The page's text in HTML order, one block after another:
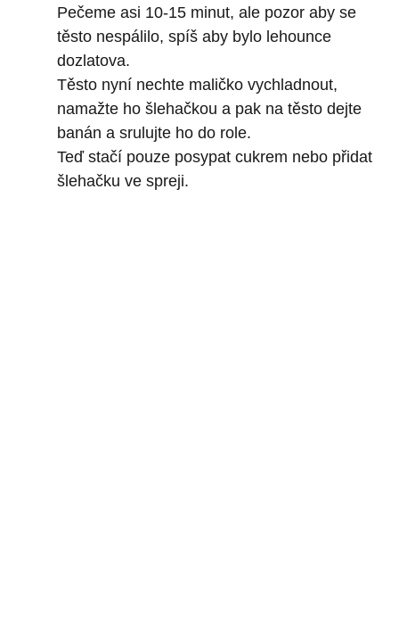
Pečeme asi 10-15 minut, ale pozor aby se
těsto nespálilo, spíš aby bylo lehounce
dozlatova.
Těsto nyní nechte maličko vychladnout,
namažte ho šlehačkou a pak na těsto dejte
banán a srulujte ho do role.
Teď stačí pouze posypat cukrem nebo přidat
šlehačku ve spreji.